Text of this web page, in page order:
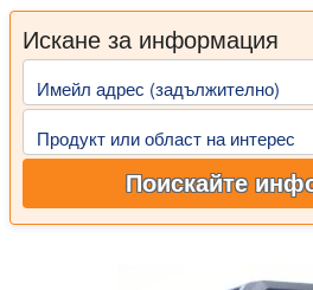
Искане за информация
Имейл адрес (задължително)
Продукт или област на интерес
Поискайте